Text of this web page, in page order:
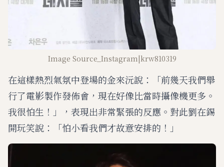
Image Source_Instagram|krw810319
在這樣熱烈氣氛中登場的金來沅說：「前幾天我們舉
行了電影製作發佈會，現在好像比當時攝像機更多。
我很怕生！」，表現出非常緊張的反應。對此劉在錫
開玩笑說：「怕小看我們才故意安排的！」